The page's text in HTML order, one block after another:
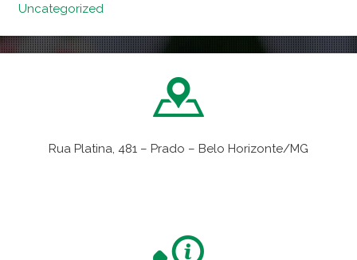
Uncategorized
Rua Platina, 481 – Prado – Belo Horizonte/MG